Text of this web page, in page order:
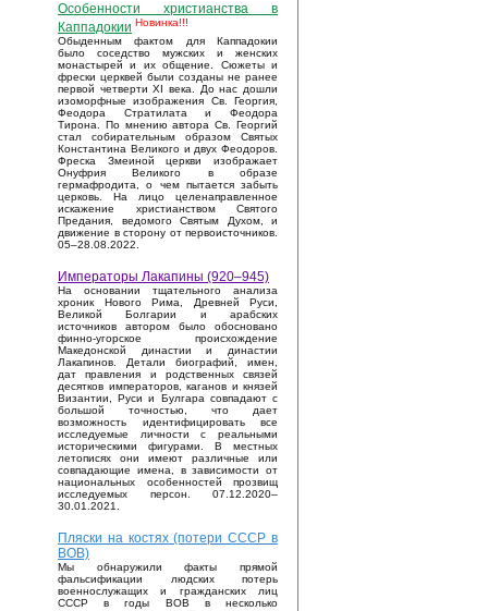
Особенности христианства в
Каппадокии Новинка!!!
Обыденным фактом для Каппадокии
было соседство мужских и женских
монастырей и их общение. Сюжеты и
фрески церквей были созданы не ранее
первой четверти XI века. До нас дошли
изоморфные изображения Св. Георгия,
Феодора Стратилата и Феодора
Тирона. По мнению автора Св. Георгий
стал собирательным образом Святых
Константина Великого и двух Феодоров.
Фреска Змеиной церкви изображает
Онуфрия Великого в образе
гермафродита, о чем пытается забыть
церковь. На лицо целенаправленное
искажение христианством Святого
Предания, ведомого Святым Духом, и
движение в сторону от первоисточников.
05–28.08.2022.
Императоры Лакапины (920–945)
На основании тщательного анализа
хроник Нового Рима, Древней Руси,
Великой Болгарии и арабских
источников автором было обосновано
финно-угорское происхождение
Македонской династии и династии
Лакапинов. Детали биографий, имен,
дат правления и родственных связей
десятков императоров, каганов и князей
Византии, Руси и Булгара совпадают с
большой точностью, что дает
возможность идентифицировать все
исследуемые личности с реальными
историческими фигурами. В местных
летописях они имеют различные или
совпадающие имена, в зависимости от
национальных особенностей прозвищ
исследуемых персон. 07.12.2020–
30.01.2021.
Пляски на костях (потери СССР в
ВОВ)
Мы обнаружили факты прямой
фальсификации людских потерь
военнослужащих и гражданских лиц
СССР в годы ВОВ в несколько